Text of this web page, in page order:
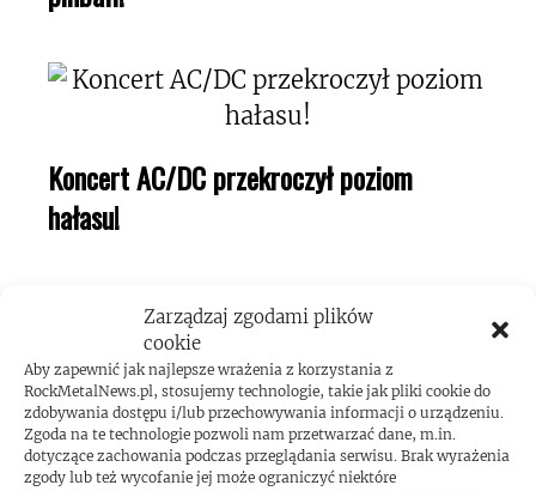
Zarządzaj zgodami plików
cookie
Aby zapewnić jak najlepsze wrażenia z korzystania z
RockMetalNews.pl, stosujemy technologie, takie jak pliki cookie do
zdobywania dostępu i/lub przechowywania informacji o urządzeniu.
Zgoda na te technologie pozwoli nam przetwarzać dane, m.in.
dotyczące zachowania podczas przeglądania serwisu. Brak wyrażenia
zgody lub też wycofanie jej może ograniczyć niektóre
Koncert AC/DC przekroczył poziom
hałasu!